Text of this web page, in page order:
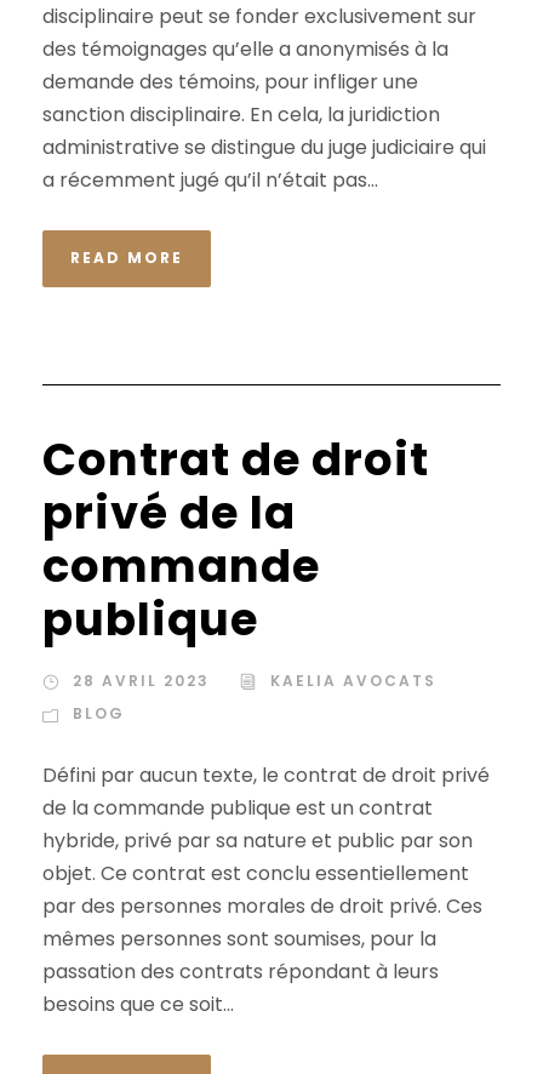
disciplinaire peut se fonder exclusivement sur
des témoignages qu’elle a anonymisés à la
demande des témoins, pour infliger une
sanction disciplinaire. En cela, la juridiction
administrative se distingue du juge judiciaire qui
a récemment jugé qu’il n’était pas...
READ MORE
Contrat de droit
privé de la
commande
publique
28 AVRIL 2023
KAELIA AVOCATS
BLOG
Défini par aucun texte, le contrat de droit privé
de la commande publique est un contrat
hybride, privé par sa nature et public par son
objet. Ce contrat est conclu essentiellement
par des personnes morales de droit privé. Ces
mêmes personnes sont soumises, pour la
passation des contrats répondant à leurs
besoins que ce soit...